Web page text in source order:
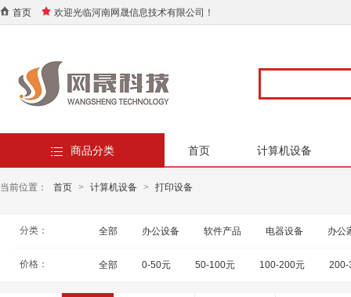
首页 欢迎光临河南网晟信息技术有限公司！
商品分类 首页 计算机设备
当前位置： 首页 > 计算机设备 > 打印设备
分类： 全部 办公设备 软件产品 电器设备 办公
价格： 全部 0-50元 50-100元 100-200元 200-